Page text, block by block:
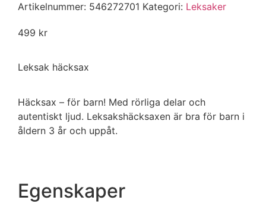
Artikelnummer: 546272701 Kategori: Leksaker
499 kr
Leksak häcksax
Häcksax – för barn! Med rörliga delar och
autentiskt ljud. Leksakshäcksaxen är bra för barn i
åldern 3 år och uppåt.
Egenskaper